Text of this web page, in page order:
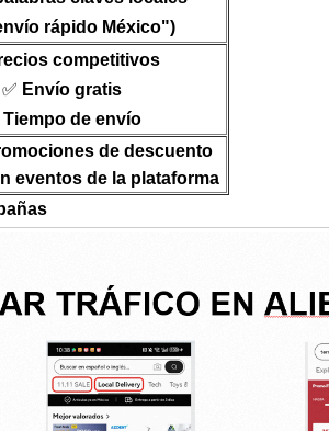
rápido México")
competitivos
✅ Envío gratis
Tiempo de envío
de descuento
eventos de la plataforma